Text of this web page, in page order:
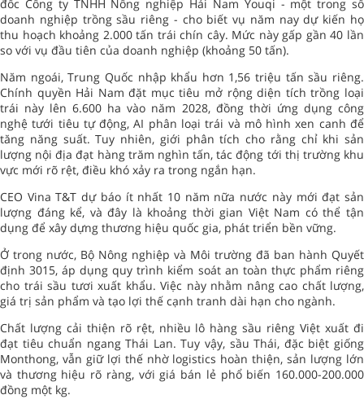
đốc Công ty TNHH Nông nghiệp Hải Nam Youqi - một trong số
doanh nghiệp trồng sầu riêng - cho biết vụ năm nay dự kiến họ
thu hoạch khoảng 2.000 tấn trái chín cây. Mức này gấp gần 40 lần
so với vụ đầu tiên của doanh nghiệp (khoảng 50 tấn).
Năm ngoái, Trung Quốc nhập khẩu hơn 1,56 triệu tấn sầu riêng.
Chính quyền Hải Nam đặt mục tiêu mở rộng diện tích trồng loại
trái này lên 6.600 ha vào năm 2028, đồng thời ứng dụng công
nghệ tưới tiêu tự động, AI phân loại trái và mô hình xen canh để
tăng năng suất. Tuy nhiên, giới phân tích cho rằng chỉ khi sản
lượng nội địa đạt hàng trăm nghìn tấn, tác động tới thị trường khu
vực mới rõ rệt, điều khó xảy ra trong ngắn hạn.
CEO Vina T&T dự báo ít nhất 10 năm nữa nước này mới đạt sản
lượng đáng kể, và đây là khoảng thời gian Việt Nam có thể tận
dụng để xây dựng thương hiệu quốc gia, phát triển bền vững.
Ở trong nước, Bộ Nông nghiệp và Môi trường đã ban hành Quyết
định 3015, áp dụng quy trình kiểm soát an toàn thực phẩm riêng
cho trái sầu tươi xuất khẩu. Việc này nhằm nâng cao chất lượng,
giá trị sản phẩm và tạo lợi thế cạnh tranh dài hạn cho ngành.
Chất lượng cải thiện rõ rệt, nhiều lô hàng sầu riêng Việt xuất đi
đạt tiêu chuẩn ngang Thái Lan. Tuy vậy, sầu Thái, đặc biệt giống
Monthong, vẫn giữ lợi thế nhờ logistics hoàn thiện, sản lượng lớn
và thương hiệu rõ ràng, với giá bán lẻ phổ biến 160.000-200.000
đồng một kg.